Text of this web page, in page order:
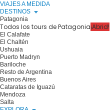
VIAJES A MEDIDA
DESTINOS
Patagonia
Todos los tours de Patagonia¡Abrid!
El Calafate
El Chaltén
Ushuaia
Puerto Madryn
Bariloche
Resto de Argentina
Buenos Aires
Cataratas de Iguazú
Mendoza
Salta